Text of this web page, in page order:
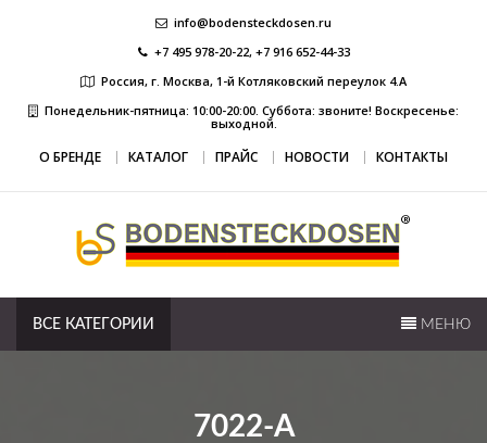
info@bodensteckdosen.ru
+7 495 978-20-22, +7 916 652-44-33
Россия, г. Москва, 1-й Котляковский переулок 4.А
Понедельник-пятница: 10:00-20:00. Суббота: звоните! Воскресенье:
выходной.
О БРЕНДЕ КАТАЛОГ ПРАЙС НОВОСТИ КОНТАКТЫ
ВСЕ КАТЕГОРИИ МЕНЮ
7022-A